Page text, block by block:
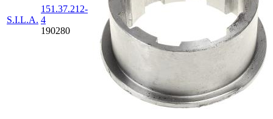
S.I.L.A.
151.37.212-
4
190280